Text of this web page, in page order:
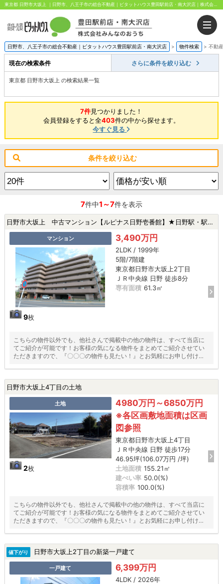
東京都 日野市大坂上 ｜日野市、八王子市の総合不動産｜ピタットハウス豊田駅前店・南大沢店｜株式会社みんなのおうち
日野市、八王子市の総合不動産｜ピタットハウス豊田駅前店・南大沢店 > 物件検索 > 不動
現在の検索条件 さらに条件を絞り込む
東京都 日野市大坂上 の検索結果一覧
7件見つかりました！
会員登録をすると全403件の中から探せます。
今すぐ見る
条件を絞り込む
7件中1～7件を表示
日野市大坂上 中古マンション【ルピナス日野壱番館】★日野駅・駅徒歩10分以内・新規リフォーム・ペット飼育可★|日野市大坂上2丁目の中古マンション
マンション
9枚
3,490万円
2LDK / 1999年
5階/7階建
東京都日野市大坂上2丁目
ＪＲ中央線 日野 徒歩8分
専有面積 61.3㎡
こちらの物件以外でも、他社さんで掲載中の他の物件は、すべて当店に
てご紹介が可能です！お客様の気になる物件をまとめてご紹介させてい
ただきますので、『〇〇〇の物件も見たい！』とお気軽にお申し付けく
日野市大坂上4丁目の土地
土地
2枚
4980万円～6850万円
※各区画敷地面積は区画
図参照
東京都日野市大坂上4丁目
ＪＲ中央線 日野 徒歩17分
46.95坪(106.07万円 /坪)
土地面積 155.21㎡
建ぺい率 50.0(%)
容積率 100.0(%)
こちらの物件以外でも、他社さんで掲載中の他の物件は、すべて当店に
てご紹介が可能です！お客様の気になる物件をまとめてご紹介させてい
ただきますので、『〇〇〇の物件も見たい！』とお気軽にお申し付けく
値下がり 日野市大坂上2丁目の新築一戸建て
一戸建て 6,399万円
4LDK / 2026年